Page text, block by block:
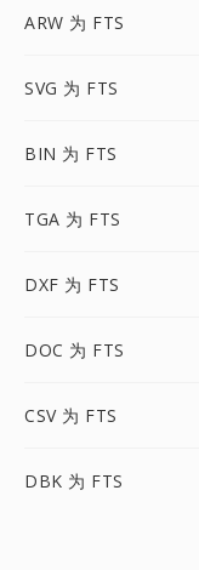
ARW 为 FTS
SVG 为 FTS
BIN 为 FTS
TGA 为 FTS
DXF 为 FTS
DOC 为 FTS
CSV 为 FTS
DBK 为 FTS